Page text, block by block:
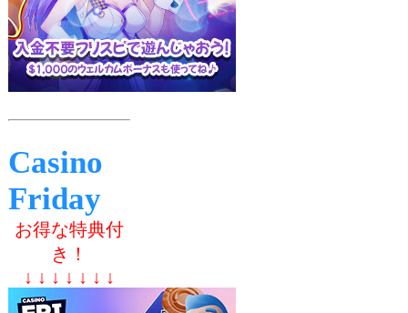
Casino
Friday
お得な特典付
き！
↓ ↓ ↓ ↓ ↓ ↓ ↓